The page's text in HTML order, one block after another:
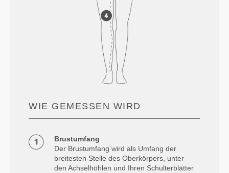
WIE GEMESSEN WIRD
Brustumfang
Der Brustumfang wird als Umfang der
breitesten Stelle des Oberkörpers, unter
den Achselhöhlen und Ihren Schulterblätter